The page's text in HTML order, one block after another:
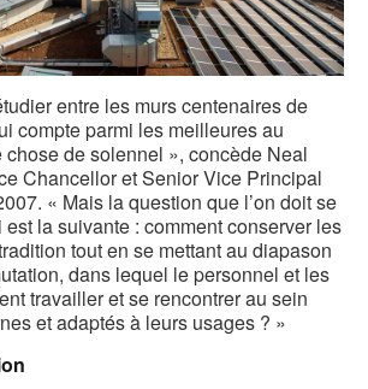
entre les murs centenaires de
compte parmi les meilleures au
de solennel », concède Neal
Chancellor et Senior Vice Principal
« Mais la question que l’on doit se
est la suivante : comment conserver les
tout en se mettant au diapason
dans lequel le personnel et les
travailler et se rencontrer au sein
et adaptés à leurs usages ? »